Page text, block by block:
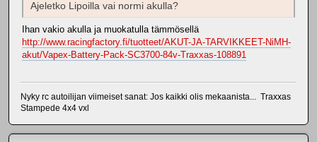
Ajeletko Lipoilla vai normi akulla?
Ihan vakio akulla ja muokatulla tämmösellä
http://www.racingfactory.fi/tuotteet/AKUT-JA-TARVIKKEET-NiMH-
akut/Vapex-Battery-Pack-SC3700-84v-Traxxas-108891
Nyky rc autoilijan viimeiset sanat: Jos kaikki olis mekaanista... Traxxas
Stampede 4x4 vxl